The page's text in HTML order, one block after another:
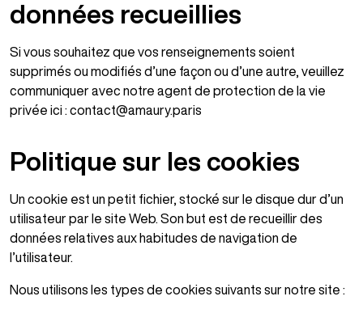
données recueillies
Si vous souhaitez que vos renseignements soient
supprimés ou modifiés d’une façon ou d’une autre, veuillez
communiquer avec notre agent de protection de la vie
privée ici : contact@amaury.paris
Politique sur les cookies
Un cookie est un petit fichier, stocké sur le disque dur d’un
utilisateur par le site Web. Son but est de recueillir des
données relatives aux habitudes de navigation de
l’utilisateur.
Nous utilisons les types de cookies suivants sur notre site :